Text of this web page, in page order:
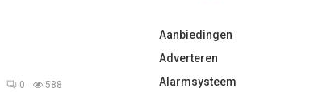
0 588
Aanbiedingen
Adverteren
Alarmsysteem